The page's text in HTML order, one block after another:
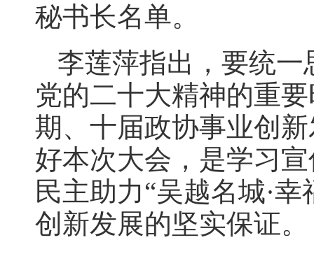
秘书长名单。
李莲萍指出，要统
党的二十大精神的重
期、十届政协事业创
好本次大会，是学习
民主助力“吴越名城·
创新发展的坚实保证。